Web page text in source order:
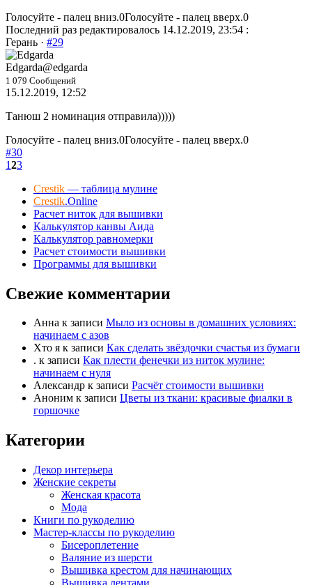
Голосуйте - палец вниз.0Голосуйте - палец вверх.0
Последний раз редактировалось 14.12.2019, 23:54 :
Герань · #29
Edgarda@edgarda
1 079 Сообщений
15.12.2019, 12:52
Танюш 2 номинация отправила)))))
Голосуйте - палец вниз.0Голосуйте - палец вверх.0
#30
123
Crestik — таблица мулине
Crestik.Online
Расчет ниток для вышивки
Калькулятор канвы Аида
Калькулятор равномерки
Расчет стоимости вышивки
Программы для вышивки
Свежие комментарии
Анна к записи Мыло из основы в домашних условиях:
начинаем с азов
Хто я к записи Как сделать звёздочки счастья из бумаги
. к записи Как плести фенечки из ниток мулине:
начинаем с нуля
Александр к записи Расчёт стоимости вышивки
Аноним к записи Цветы из ткани: красивые фиалки в
горшочке
Категории
Декор интерьера
Женские секреты
Женская красота
Мода
Книги по рукоделию
Мастер-классы по рукоделию
Бисероплетение
Валяние из шерсти
Вышивка крестом для начинающих